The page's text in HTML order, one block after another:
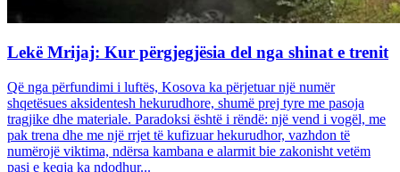
Lekë Mrijaj: Kur përgjegjësia del nga shinat e trenit
Që nga përfundimi i luftës, Kosova ka përjetuar një numër
shqetësues aksidentesh hekurudhore, shumë prej tyre me pasoja
tragjike dhe materiale. Paradoksi është i rëndë: një vend i vogël, me
pak trena dhe me një rrjet të kufizuar hekurudhor, vazhdon të
numërojë viktima, ndërsa kambana e alarmit bie zakonisht vetëm
pasi e keqja ka ndodhur...